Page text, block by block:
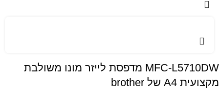
MFC-L5710DW מדפסת לייזר מונו משולבת
מקצועית A4 של brother